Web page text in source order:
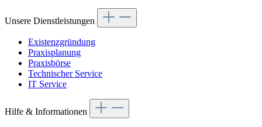
Unsere Dienstleistungen
Existenzgründung
Praxisplanung
Praxisbörse
Technischer Service
IT Service
Hilfe & Informationen